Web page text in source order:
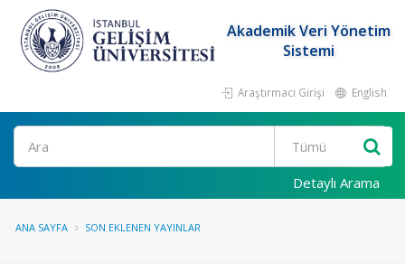
Akademik Veri Yönetim
Sistemi
Araştırmacı Girişi English
Ara
Detaylı Arama
ANA SAYFA SON EKLENEN YAYINLAR